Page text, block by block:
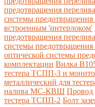
предотвращения
системы предотвращения
встроенным 'интерлоком'
предотвращения перелива
системы предотвращения
оптической системы
комплектации Вилка
тестера ТСПП-3 и
металлический для
налива МС-КВШ Провод
тестера ТСПП-2 Болт